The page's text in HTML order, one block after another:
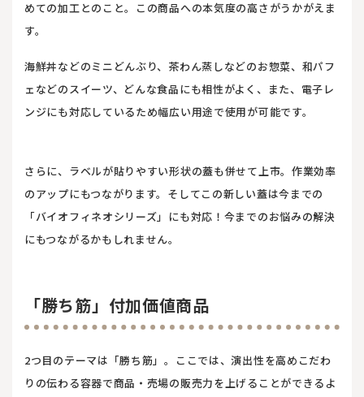
めての加工とのこと。この商品への本気度の高さがうかがえま
す。
海鮮丼などのミニどんぶり、茶わん蒸しなどのお惣菜、和パフ
ェなどのスイーツ、どんな食品にも相性がよく、また、電子レ
ンジにも対応しているため幅広い用途で使用が可能です。
さらに、ラベルが貼りやすい形状の蓋も併せて上市。作業効率
のアップにもつながります。そしてこの新しい蓋は今までの
「バイオフィネオシリーズ」にも対応！今までのお悩みの解決
にもつながるかもしれません。
「勝ち筋」付加価値商品
2つ目のテーマは「勝ち筋」。ここでは、演出性を高めこだわ
りの伝わる容器で商品・売場の販売力を上げることができるよ